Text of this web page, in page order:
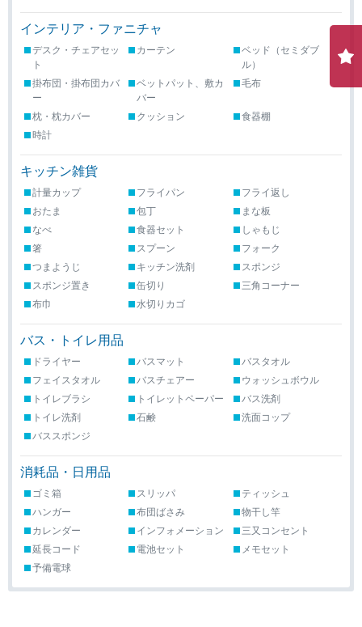
インテリア・ファニチャ
デスク・チェアセッ
ト
カーテン
ベッド（セミダブ
ル）
掛布団・掛布団カバ
ー
ベットパット、敷カ
バー
毛布
枕・枕カバー クッション
食器棚
時計
キッチン雑貨
計量カップ フライパン
フライ返し
おたま
包丁
まな板
なべ
食器セット
しゃもじ
箸
スプーン
フォーク
つまようじ
キッチン洗剤
スポンジ
スポンジ置き
缶切り
三角コーナー
布巾
水切りカゴ
バス・トイレ用品
ドライヤー バスマット
バスタオル
フェイスタオル
バスチェアー
ウォッシュボウル
トイレブラシ
トイレットペーパー
バス洗剤
トイレ洗剤
石鹸
洗面コップ
バススポンジ
消耗品・日用品
ゴミ箱 スリッパ
ティッシュ
ハンガー
布団ばさみ
物干し竿
カレンダー
インフォメーション
三又コンセント
延長コード
電池セット
メモセット
予備電球